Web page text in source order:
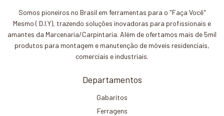
Somos pioneiros no Brasil em ferramentas para o "Faça Você"
Mesmo ( D.I.Y), trazendo soluções inovadoras para profissionais e
amantes da Marcenaria/Carpintaria. Além de ofertamos mais de 5mil
produtos para montagem e manutenção de móveis residenciais,
comerciais e industriais.
Departamentos
Gabaritos
Ferragens